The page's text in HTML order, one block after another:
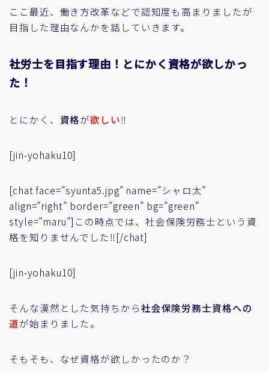
ここ最近、働き方改革などで認知度も高まりましたが
目指した理由なんかを話していきます。
社労士を目指す理由！とにかく資格が欲しかっ
た！
とにかく、 資格が欲しい‼
[jin-yohaku10]
[chat face=”syunta5.jpg” name=”シャロ太”
align=”right” border=”green” bg=”green”
style=”maru”]この時点では、社会保険労務士という資
格を知りませんでした‼[/chat]
[jin-yohaku10]
そんな漠然とした気持ちから社会保険労務士資格への
道が始まりました。
そもそも、なぜ資格が欲しかったのか？